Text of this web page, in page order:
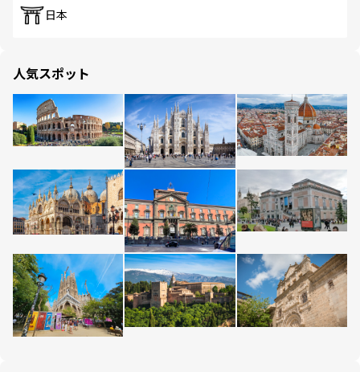
日本
人気スポット